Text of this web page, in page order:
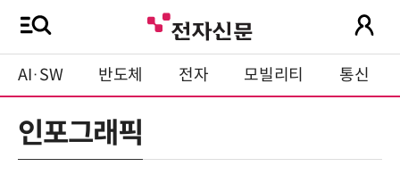
AI·SW 반도체 전자 모빌리티 통신
인포그래픽